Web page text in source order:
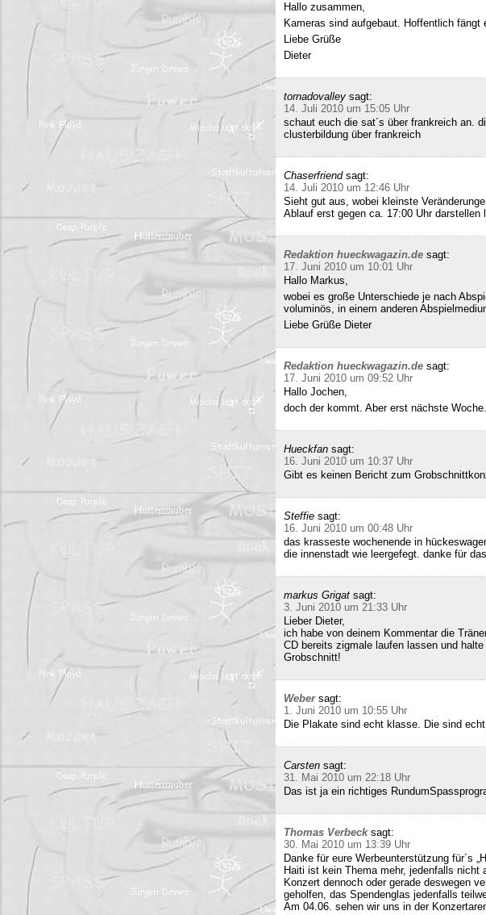
Hallo zusammen,
Kameras sind aufgebaut. Hoffentlich
Liebe Grüße
Dieter
tornadovalley sagt:
14. Juli 2010 um 15:05 Uhr
schaut euch die sat´s über frankreich an.
clusterbildung über frankreich
Chaserfriend sagt:
14. Juli 2010 um 12:46 Uhr
Sieht gut aus, wobei kleinste
Ablauf erst gegen ca. 17:00 Uhr darstellen
Redaktion hueckwagazin.de sagt:
17. Juni 2010 um 10:01 Uhr
Hallo Markus,
wobei es große Unterschiede je nach
voluminös, in einem anderen
Liebe Grüße Dieter
Redaktion hueckwagazin.de sagt:
17. Juni 2010 um 09:52 Uhr
Hallo Jochen,
doch der kommt. Aber erst nächste Woche.
Hueckfan sagt:
16. Juni 2010 um 10:37 Uhr
Gibt es keinen Bericht zum
Steffie sagt:
16. Juni 2010 um 00:48 Uhr
das krasseste wochenende in
die innenstadt wie leergefegt. danke für
markus Grigat sagt:
3. Juni 2010 um 21:33 Uhr
Lieber Dieter,
ich habe von deinem Kommentar die
CD bereits zigmale laufen lassen und
Grobschnitt!
Weber sagt:
1. Juni 2010 um 10:55 Uhr
Die Plakate sind echt klasse. Die sind
Carsten sagt:
31. Mai 2010 um 22:18 Uhr
Das ist ja ein richtiges
Thomas Verbeck sagt:
30. Mai 2010 um 13:39 Uhr
Danke für eure Werbeunterstützung für´s
Haiti ist kein Thema mehr, jedenfalls nicht
Konzert dennoch oder gerade deswegen
geholfen, das Spendenglas jedenfalls
Am 04.06. sehen wir uns in der